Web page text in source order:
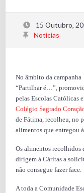
15 Outubro,
Noticias
No âmbito da campanha
“Partilhar é…”,
pelas Escolas Católicas
Colégio Sagrado
de Fátima, recolheu, no
alimentos que entregou
Os alimentos recolhidos
dirigem à Cáritas a
não consegue fazer face.
A toda a Comunidade